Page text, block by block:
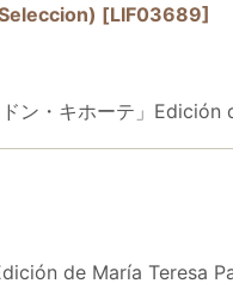
[LIF03689]
ン・キホーテ」
de María Teresa